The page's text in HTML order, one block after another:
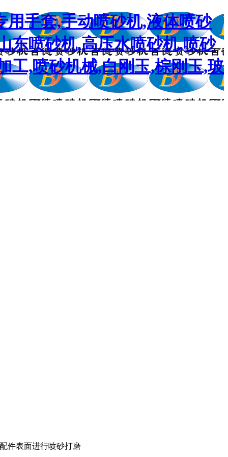
手套,手动喷砂机,液体喷砂
东喷砂机,高压水喷砂机,喷砂
工,喷砂机械,白刚玉,棕刚玉,玻
件表面进行喷砂打磨